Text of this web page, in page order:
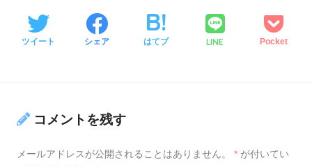
ツイート シェア はてブ LINE Pocket
コメントを残す
メールアドレスが公開されることはありません。 * が付いてい